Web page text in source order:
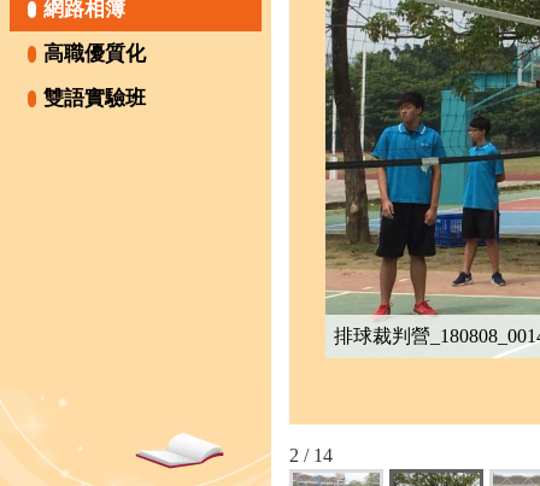
網路相簿
高職優質化
雙語實驗班
排球裁判營
2 / 14